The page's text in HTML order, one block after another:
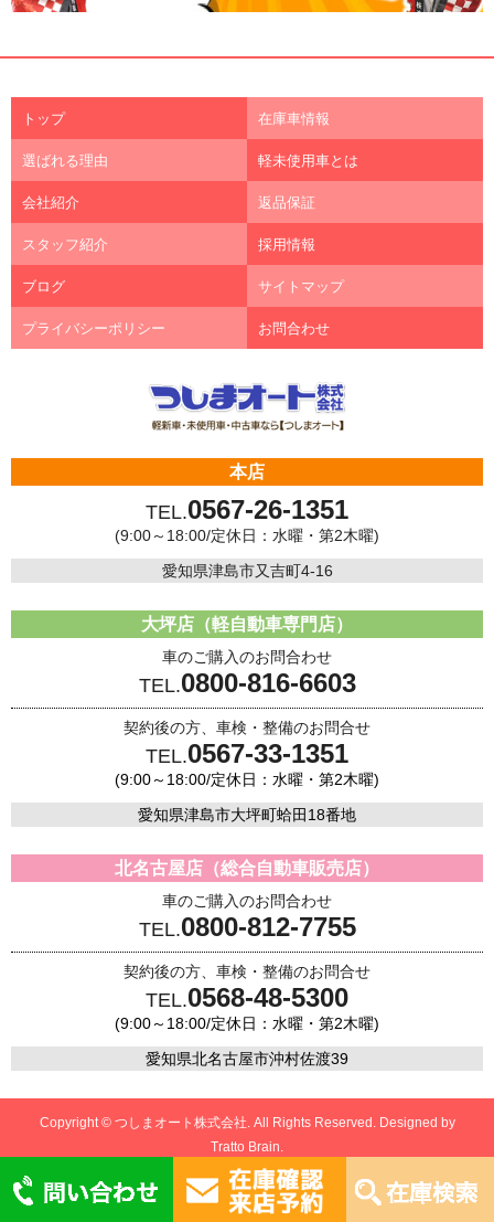
トップ 在庫車情報
選ばれる理由 軽未使用車とは
会社紹介 返品保証
スタッフ紹介 採用情報
ブログ サイトマップ
プライバシーポリシー お問合わせ
本店
TEL.0567-26-1351
(9:00～18:00/定休日：水曜・第2木曜)
愛知県津島市又吉町4-16
大坪店（軽自動車専門店）
車のご購入のお問合わせ
TEL.0800-816-6603
契約後の方、車検・整備のお問合せ
TEL.0567-33-1351
(9:00～18:00/定休日：水曜・第2木曜)
愛知県津島市大坪町蛤田18番地
北名古屋店（総合自動車販売店）
車のご購入のお問合わせ
TEL.0800-812-7755
契約後の方、車検・整備のお問合せ
TEL.0568-48-5300
(9:00～18:00/定休日：水曜・第2木曜)
愛知県北名古屋市沖村佐渡39
Copyright © つしまオート株式会社. All Rights Reserved. Designed by
Tratto Brain.